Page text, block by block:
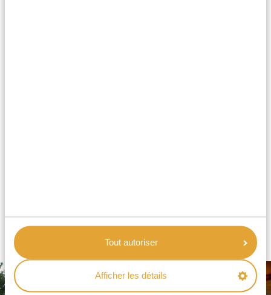
Tout autoriser
Afficher les détails
les hébergements sont habituellement situés dans de
très beaux cadres et que certains disposent de
piscines ou autres extras.